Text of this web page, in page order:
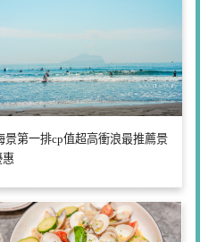
景第一排cp值超高衝浪最推薦景